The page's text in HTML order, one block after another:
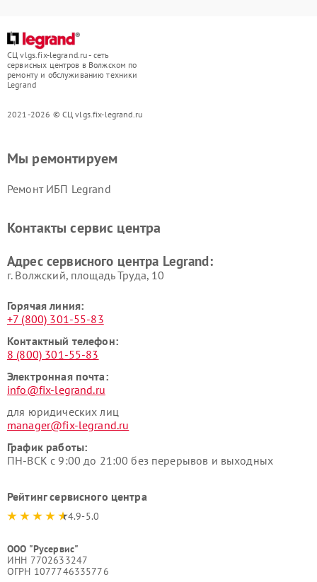
СЦ vlgs.fix-legrand.ru - сеть
сервисных центров в Волжском по
ремонту и обслуживанию техники
Legrand
2021-2026 © СЦ vlgs.fix-legrand.ru
Мы ремонтируем
Ремонт ИБП Legrand
Контакты сервис центра
Адрес сервисного центра Legrand:
г. Волжский, площадь Труда, 10
Горячая линия:
+7 (800) 301-55-83
Контактный телефон:
8 (800) 301-55-83
Электронная почта:
info@fix-legrand.ru
для юридических лиц
manager@fix-legrand.ru
График работы:
ПН-ВСК с 9:00 до 21:00 без перерывов и выходных
Рейтинг сервисного центра
4.9-5.0
ООО "Русервис"
ИНН 7702633247
ОГРН 1077746335776